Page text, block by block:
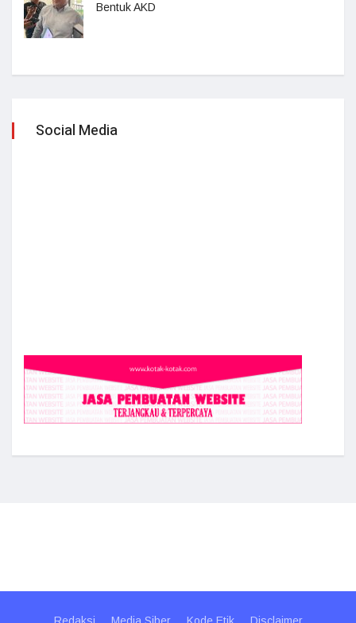
Bentuk AKD
Social Media